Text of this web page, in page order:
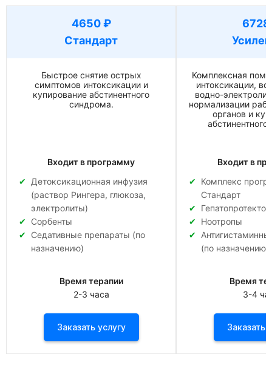
4650 ₽
Стандарт
Быстрое снятие острых
симптомов интоксикации и
купирование абстинентного
синдрома.
Входит в программу
Детоксикационная инфузия
(раствор Рингера, глюкоза,
электролиты)
Сорбенты
Седативные препараты (по
назначению)
Время терапии
2-3 часа
Заказать услугу
Комплексная
интоксикации,
водно-
нормализации
органов и
Входит в
Комплекс
Стандарт
Ноотропы
(по назначению)
Время
3-4
Заказать звонок
соглашением по обработкеперсональных данных
Отправить